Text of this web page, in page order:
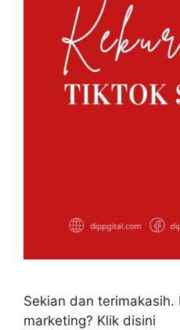
Sekian dan
marketing? Klik disini